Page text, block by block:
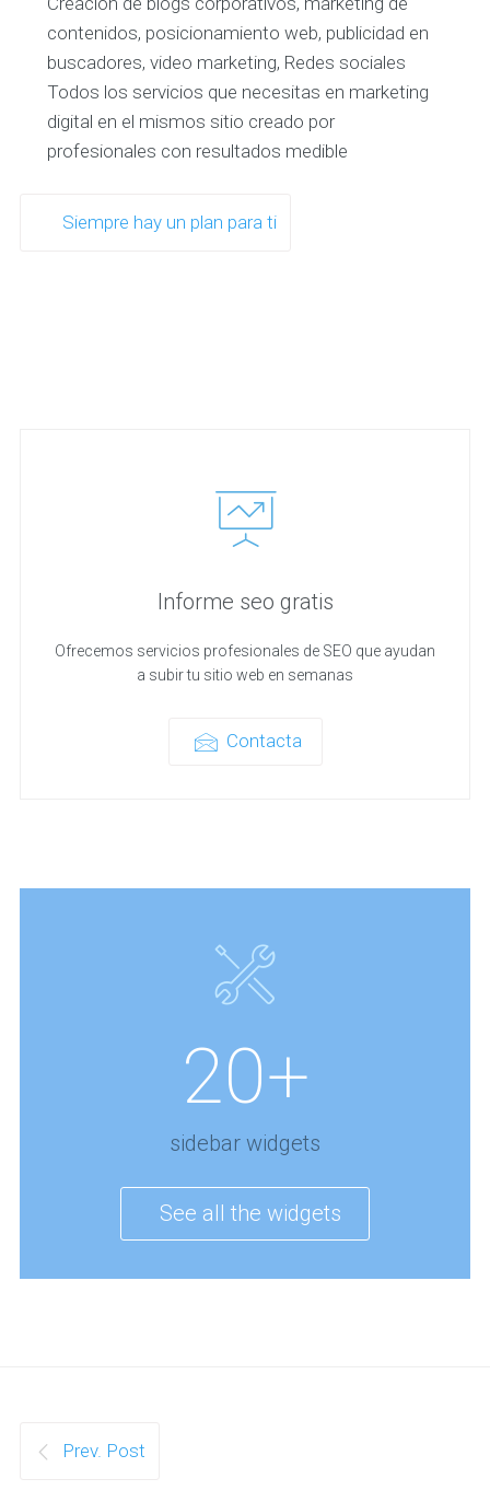
contenidos, posicionamiento web, publicidad en
buscadores, video marketing, Redes sociales
Todos los servicios que necesitas en marketing
digital en el mismos sitio creado por
profesionales con resultados medible
Siempre hay un plan para ti
Informe seo gratis
Ofrecemos servicios profesionales de SEO que ayudan
a subir tu sitio web en semanas
Contacta
20+
sidebar widgets
See all the widgets
Prev. Post